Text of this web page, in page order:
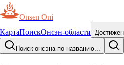
Onsen Oni
КартаПоискОнсэн-области
Поиск онсэна по названию...